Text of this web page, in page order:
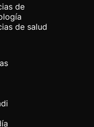
de
de salud